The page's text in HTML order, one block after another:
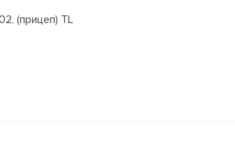
(прицеп) TL